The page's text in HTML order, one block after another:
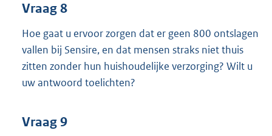
Vraag 8
Hoe gaat u ervoor zorgen dat er geen 800 ontslagen
vallen bij Sensire, en dat mensen straks niet thuis
zitten zonder hun huishoudelijke verzorging? Wilt u
uw antwoord toelichten?
Vraag 9